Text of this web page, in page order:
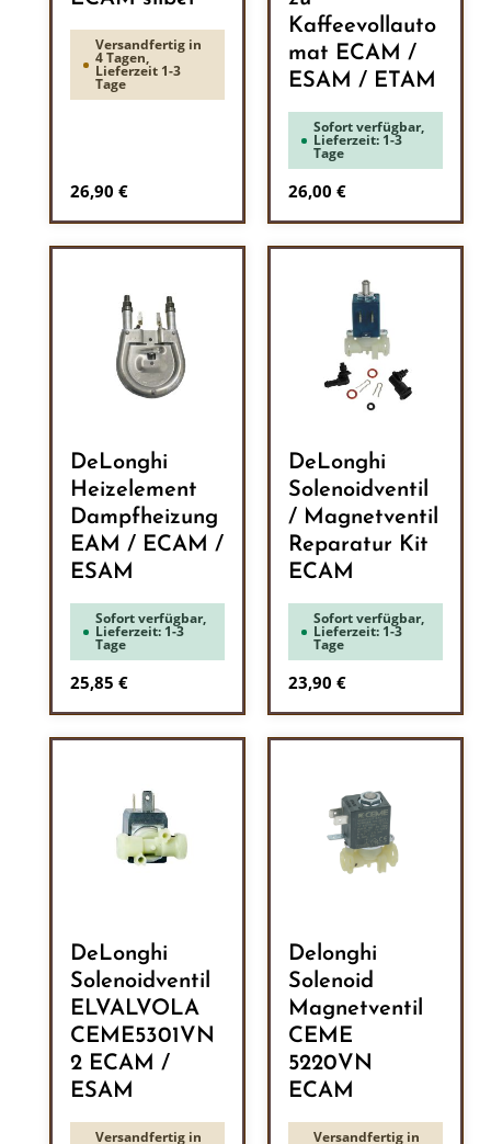
Versandfertig in
4 Tagen,
Lieferzeit 1-3
Tage
Regulärer Preis:
26,90 €
Kaffeevollauto
mat ECAM /
ESAM / ETAM
Sofort verfügbar,
Lieferzeit: 1-3
Tage
Regulärer Preis:
26,00 €
DeLonghi
Heizelement
Dampfheizung
EAM / ECAM /
ESAM
Sofort verfügbar,
Lieferzeit: 1-3
Tage
Regulärer Preis:
25,85 €
DeLonghi
Solenoidventil
/ Magnetventil
Reparatur Kit
ECAM
Sofort verfügbar,
Lieferzeit: 1-3
Tage
Regulärer Preis:
23,90 €
DeLonghi
Solenoidventil
ELVALVOLA
CEME5301VN
2 ECAM /
ESAM
Versandfertig in
Delonghi
Solenoid
Magnetventil
CEME
5220VN
ECAM
Versandfertig in